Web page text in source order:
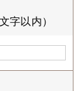
字以内）